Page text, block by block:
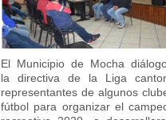
El Municipio de Mocha
la directiva de la Liga
representantes de algunos
fútbol para organizar el